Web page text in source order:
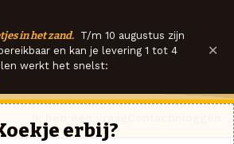
in het zand. T/m 10 augustus zijn
en kan je levering 1 tot 4
werkt het snelst:
×
erbij?